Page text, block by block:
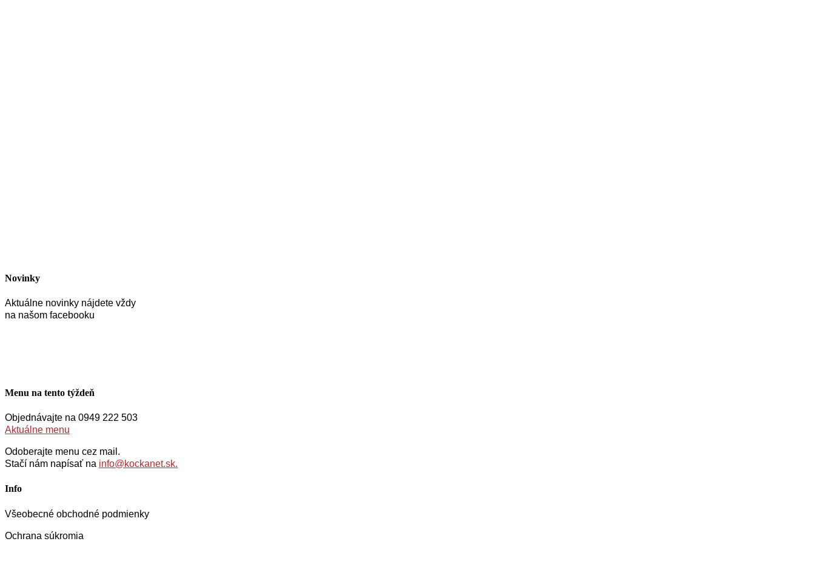
Novinky
Aktuálne novinky nájdete vždy
na našom facebooku
Menu na tento týždeň
Objednávajte na 0949 222 503
Aktuálne menu
Odoberajte menu cez mail.
Stačí nám napísať na info@kockanet.sk.
Info
Všeobecné obchodné podmienky
Ochrana súkromia